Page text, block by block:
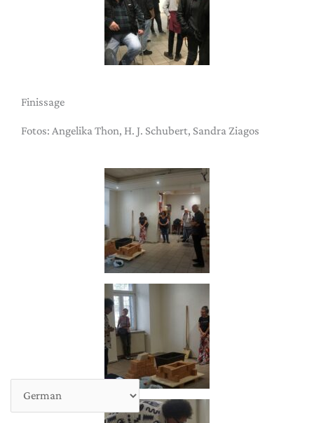
Finissage
Fotos: Angelika Thon, H. J. Schubert, Sandra Ziagos